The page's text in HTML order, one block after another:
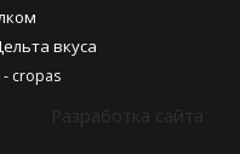
вкуса
- cropas